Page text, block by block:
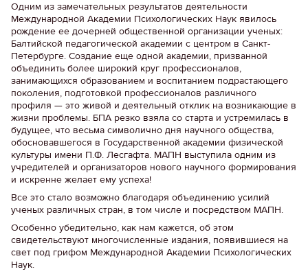
Одним из замечательных результатов деятельности
Международной Академии Психологических Наук явилось
рождение ее дочерней общественной организации ученых:
Балтийской педагогической академии с центром в Санкт-
Петербурге. Создание еще одной академии, призванной
объединить более широкий круг профессионалов,
занимающихся образованием и воспитанием подрастающего
поколения, подготовкой профессионалов различного
профиля — это живой и деятельный отклик на возникающие в
жизни проблемы. БПА резко взяла со старта и устремилась в
будущее, что весьма символично дня научного общества,
обосновавшегося в Государственной академии физической
культуры имени П.Ф. Лесгафта. МАПН выступила одним из
учредителей и организаторов нового научного формирования
и искренне желает ему успеха!
Все это стало возможно благодаря объединению усилий
ученых различных стран, в том числе и посредством МАПН.
Особенно убедительно, как нам кажется, об этом
свидетельствуют многочисленные издания, появившиеся на
свет под грифом Международной Академии Психологических
Наук.